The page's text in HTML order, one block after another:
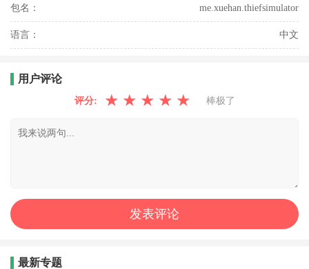
包名： me.xuehan.thiefsimulator
语言： 中文
用户评论
评分: ★ ★ ★ ★ ★ 棒极了
最新专题